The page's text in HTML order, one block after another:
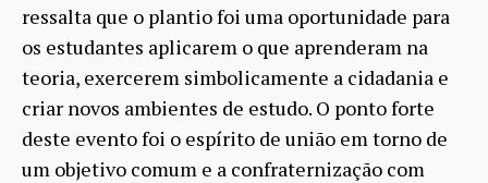
ressalta que o plantio foi uma oportunidade para
os estudantes aplicarem o que aprenderam na
teoria, exercerem simbolicamente a cidadania e
criar novos ambientes de estudo. O ponto forte
deste evento foi o espírito de união em torno de
um objetivo comum e a confraternização com